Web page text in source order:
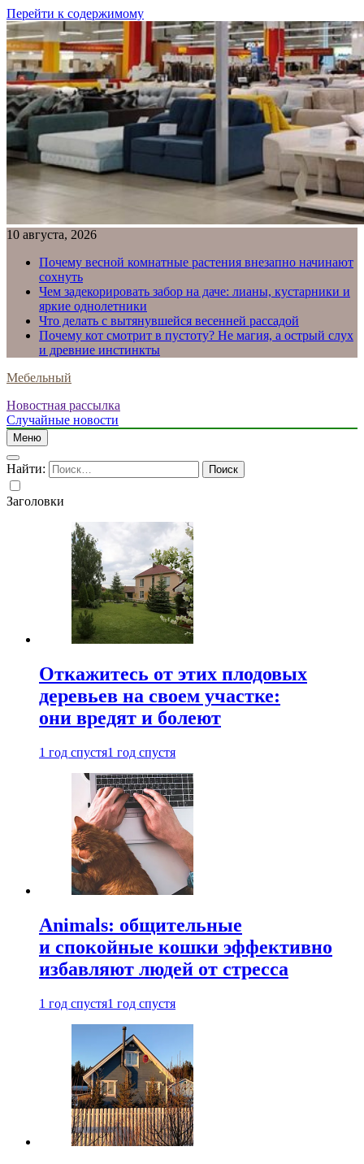
Перейти к содержимому
10 августа, 2026
Почему весной комнатные растения внезапно начинают
сохнуть
Чем задекорировать забор на даче: лианы, кустарники и
яркие однолетники
Что делать с вытянувшейся весенней рассадой
Почему кот смотрит в пустоту? Не магия, а острый слух
и древние инстинкты
Мебельный
Новостная рассылка
Случайные новости
Меню
Найти:
Заголовки
Откажитесь от этих плодовых
деревьев на своем участке:
они вредят и болеют
1 год спустя1 год спустя
Animals: общительные
и спокойные кошки эффективно
избавляют людей от стресса
1 год спустя1 год спустя